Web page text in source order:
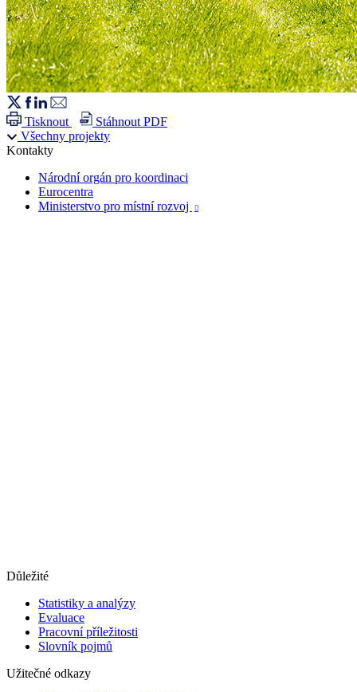
Tisknout
Stáhnout PDF
Všechny projekty
Kontakty
Národní orgán pro koordinaci
Eurocentra
Ministerstvo pro místní rozvoj

Důležité
Statistiky a analýzy
Evaluace
Pracovní příležitosti
Slovník pojmů
Užitečné odkazy